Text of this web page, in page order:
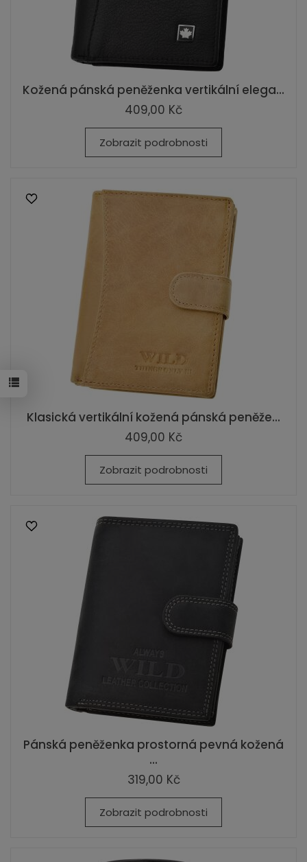
Kožená pánská peněženka vertikální elega...
409,00 Kč
Zobrazit podrobnosti
Klasická vertikální kožená pánská peněže...
409,00 Kč
Zobrazit podrobnosti
Pánská peněženka prostorná pevná kožená
...
319,00 Kč
Zobrazit podrobnosti